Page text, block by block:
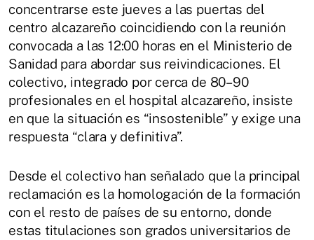
concentrarse este jueves a las puertas del
centro alcazareño coincidiendo con la reunión
convocada a las 12:00 horas en el Ministerio de
Sanidad para abordar sus reivindicaciones. El
colectivo, integrado por cerca de 80–90
profesionales en el hospital alcazareño, insiste
en que la situación es “insostenible” y exige una
respuesta “clara y definitiva”.
Desde el colectivo han señalado que la principal
reclamación es la homologación de la formación
con el resto de países de su entorno, donde
estas titulaciones son grados universitarios de